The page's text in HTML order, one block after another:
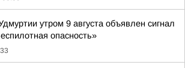
утром 9 августа объявлен сигнал
опасность»